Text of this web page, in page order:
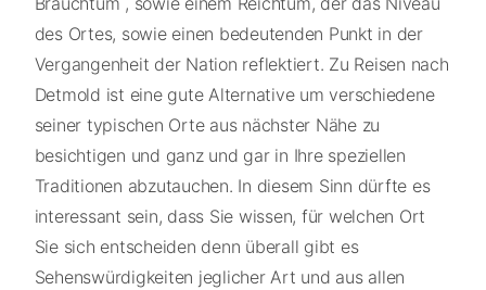
des Ortes, sowie einen bedeutenden Punkt in der
Vergangenheit der Nation reflektiert. Zu Reisen nach
Detmold ist eine gute Alternative um verschiedene
seiner typischen Orte aus nächster Nähe zu
besichtigen und ganz und gar in Ihre speziellen
Traditionen abzutauchen. In diesem Sinn dürfte es
interessant sein, dass Sie wissen, für welchen Ort
Sie sich entscheiden denn überall gibt es
Sehenswürdigkeiten jeglicher Art und aus allen